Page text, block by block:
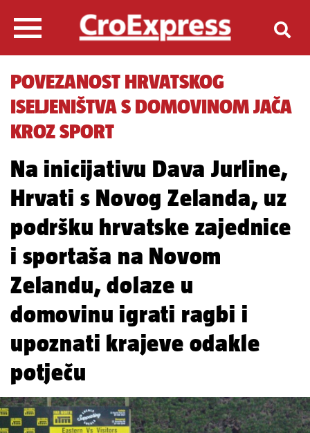
POVEZANOST HRVATSKOG
ISELJENIŠTVA S DOMOVINOM JAČA
KROZ SPORT
Na inicijativu Dava Jurline,
Hrvati s Novog Zelanda, uz
podršku hrvatske zajednice
i sportaša na Novom
Zelandu, dolaze u
domovinu igrati ragbi i
upoznati krajeve odakle
potječu